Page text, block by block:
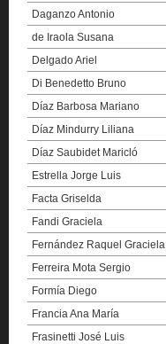
Daganzo Antonio
de Iraola Susana
Delgado Ariel
Di Benedetto Bruno
Díaz Barbosa Mariano
Díaz Mindurry Liliana
Díaz Saubidet Maricló
Estrella Jorge Luis
Facta Griselda
Fandi Graciela
Fernández Raquel Graciela
Ferreira Mota Sergio
Formía Diego
Francia Ana María
Frasinetti José Luis